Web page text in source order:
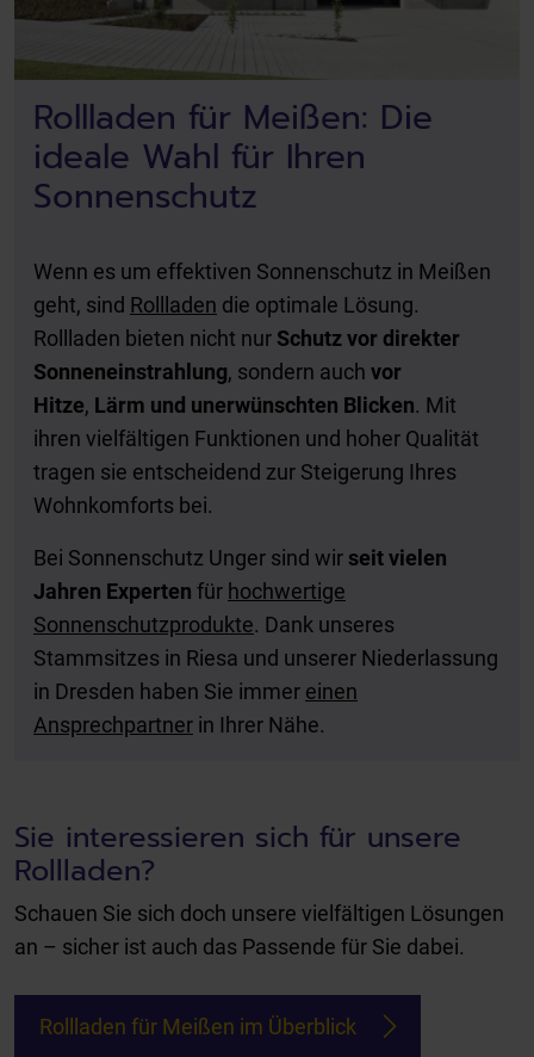
Rollladen für Meißen: Die
ideale Wahl für Ihren
Sonnenschutz
Wenn es um effektiven Sonnenschutz in Meißen
geht, sind Rollladen die optimale Lösung.
Rollladen bieten nicht nur Schutz vor direkter
Sonneneinstrahlung, sondern auch vor
Hitze, Lärm und unerwünschten Blicken. Mit
ihren vielfältigen Funktionen und hoher Qualität
tragen sie entscheidend zur Steigerung Ihres
Wohnkomforts bei.
Bei Sonnenschutz Unger sind wir seit vielen
Jahren Experten für hochwertige
Sonnenschutzprodukte. Dank unseres
Stammsitzes in Riesa und unserer Niederlassung
in Dresden haben Sie immer einen
Ansprechpartner in Ihrer Nähe.
Sie interessieren sich für unsere
Rollladen?
Schauen Sie sich doch unsere vielfältigen Lösungen
an – sicher ist auch das Passende für Sie dabei.
Rollladen für Meißen im Überblick